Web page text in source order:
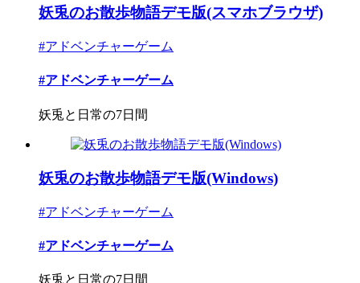
妖兎のお散歩物語デモ版(スマホブラウザ)
#アドベンチャーゲーム
#アドベンチャーゲーム
妖兎と日常の7日間
妖兎のお散歩物語デモ版(Windows)
#アドベンチャーゲーム
#アドベンチャーゲーム
妖兎と日常の7日間